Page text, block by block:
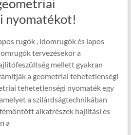
nyomatékot!
rugók , idomrugók és lapos
tervezésekor a
mellett gyakran
a geometriai tehetetlenségi
tehetetlenségi nyomaték egy
a szilárdságtechnikában
alkatrészek hajlítási és
a